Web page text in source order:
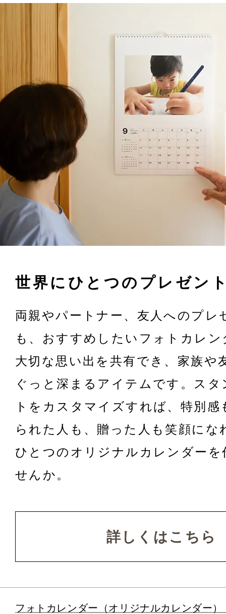
世界にひとつのプレゼン
両親やパートナー、友人へのプレ
も、おすすめしたいフォトカレン
大切な思い出を共有でき、家族や
ぐっと深まるアイテムです。ス
トをカスタマイズすれば、特別感
られた人も、贈った人も笑顔にな
ひとつのオリジナルカレンダーを
せんか。
詳しくはこちら
フォトカレンダー（オリジナルカレンダー）